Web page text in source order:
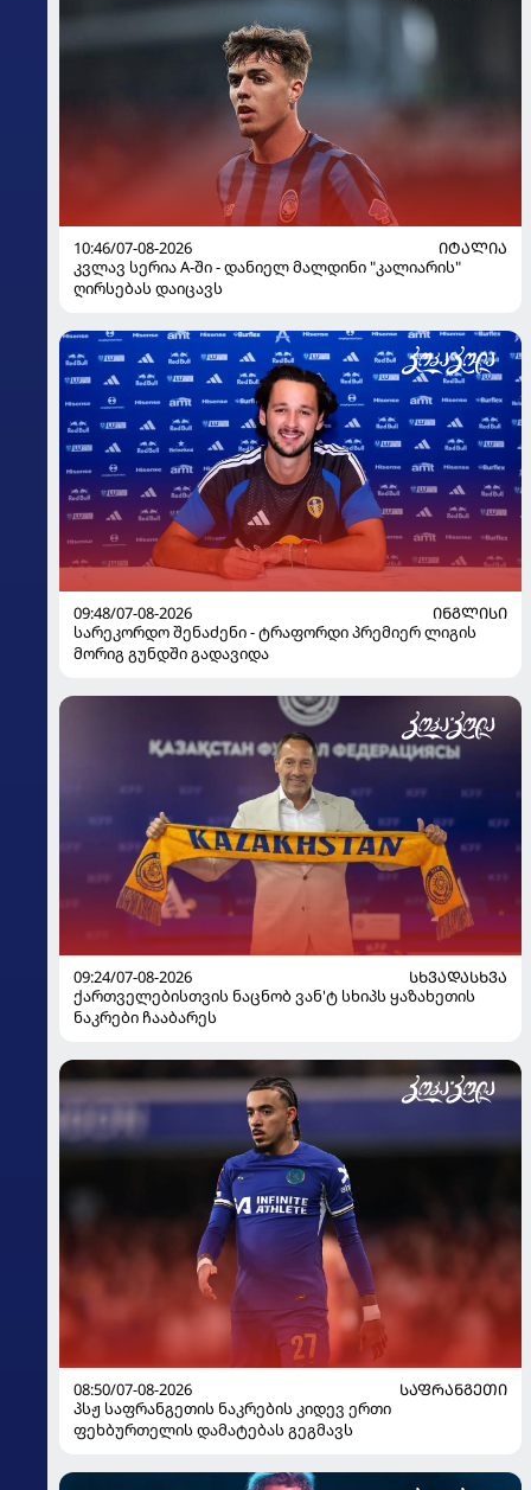
10:46/07-08-2026
ᲘᲢᲐᲚᲘᲐ
კვლავ სერია A-ში - დანიელ მალდინი "კალიარის"
ღირსებას დაიცავს
09:48/07-08-2026
ᲘᲜᲒᲚᲘᲡᲘ
სარეკორდო შენაძენი - ტრაფორდი პრემიერ ლიგის
მორიგ გუნდში გადავიდა
09:24/07-08-2026
ᲡᲮᲕᲐᲓᲐᲡᲮᲕᲐ
ქართველებისთვის ნაცნობ ვან'ტ სხიპს ყაზახეთის
ნაკრები ჩააბარეს
08:50/07-08-2026
ᲡᲐᲤᲠᲐᲜᲒᲔᲗᲘ
პსჟ საფრანგეთის ნაკრების კიდევ ერთი
ფეხბურთელის დამატებას გეგმავს